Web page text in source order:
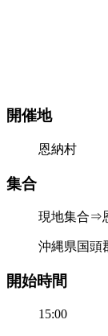
開催地
恩納村
集合
現地集合⇒
沖縄県国頭
開始時間
15:00